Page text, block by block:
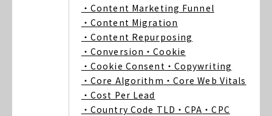
・Content Marketing Funnel
・Content Migration
・Content Repurposing
・Conversion ・Cookie
・Cookie Consent ・Copywriting
・Core Algorithm ・Core Web Vitals
・Cost Per Lead
・Country Code TLD ・CPA ・CPC